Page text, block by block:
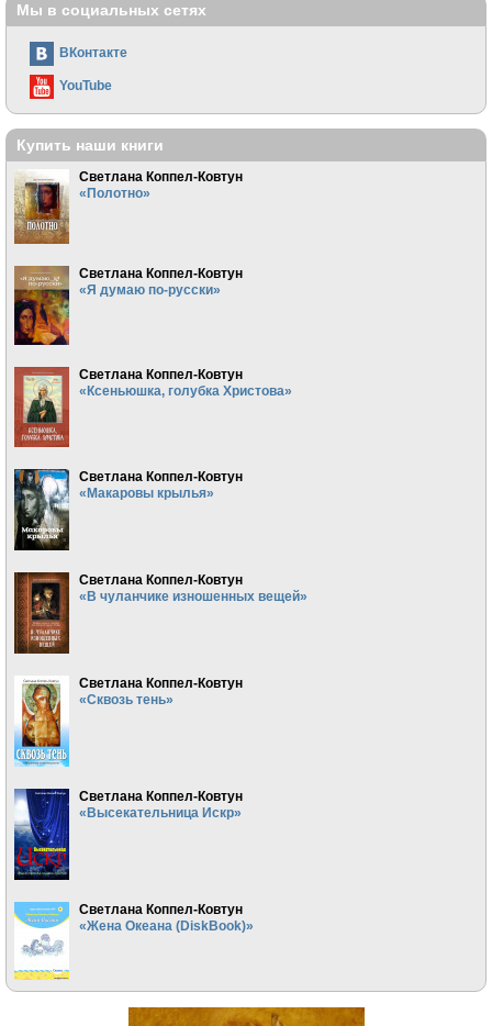
Мы в социальных сетях
ВКонтакте
YouTube
Купить наши книги
Светлана Коппел-Ковтун
«Полотно»
Светлана Коппел-Ковтун
«Я думаю по-русски»
Светлана Коппел-Ковтун
«Ксеньюшка, голубка Христова»
Светлана Коппел-Ковтун
«Макаровы крылья»
Светлана Коппел-Ковтун
«В чуланчике изношенных вещей»
Светлана Коппел-Ковтун
«Сквозь тень»
Светлана Коппел-Ковтун
«Высекательница Искр»
Светлана Коппел-Ковтун
«Жена Океана (DiskBook)»